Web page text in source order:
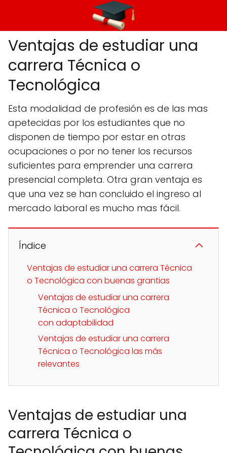
Ventajas de estudiar una
carrera Técnica o
Tecnológica
Esta modalidad de profesión es de las mas
apetecidas por los estudiantes que no
disponen de tiempo por estar en otras
ocupaciones o por no tener los recursos
suficientes para emprender una carrera
presencial completa. Otra gran ventaja es
que una vez se han concluido el ingreso al
mercado laboral es mucho mas fácil.
Índice
Ventajas de estudiar una carrera Técnica
o Tecnológica con buenas grantias
Ventajas de estudiar una carrera
Técnica o Tecnológica
con adaptabilidad
Ventajas de estudiar una carrera
Técnica o Tecnológica las más
relevantes
Ventajas de estudiar una
carrera Técnica o